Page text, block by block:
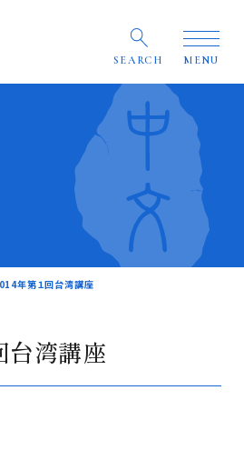
SEARCH MENU
年第１回台湾講座
台湾講座